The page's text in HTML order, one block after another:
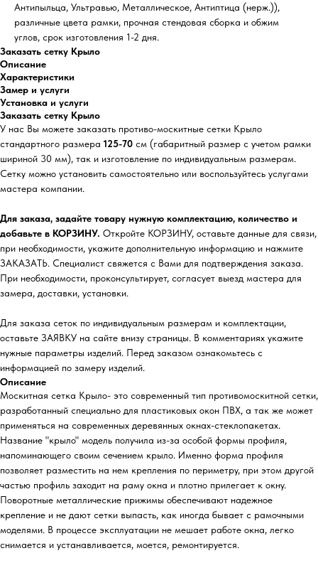
Антипыльца, Ультравью, Металлическое, Антиптица (нерж.)),
различные цвета рамки, прочная стендовая сборка и обжим
углов, срок изготовления 1-2 дня.
Заказать сетку Крыло
Описание
Характеристики
Замер и услуги
Установка и услуги
Заказать сетку Крыло
У нас Вы можете заказать противо-москитные сетки Крыло
стандартного размера 125-70 см (габаритный размер с учетом рамки
шириной 30 мм), так и изготовление по индивидуальным размерам.
Сетку можно установить самостоятельно или воспользуйтесь услугами
мастера компании.
Для заказа, задайте товару нужную комплектацию, количество и
добавьте в КОРЗИНУ. Откройте КОРЗИНУ, оставьте данные для связи,
при необходимости, укажите дополнительную информацию и нажмите
ЗАКАЗАТЬ. Специалист свяжется с Вами для подтверждения заказа.
При необходимости, проконсультирует, согласует выезд мастера для
замера, доставки, установки.
Для заказа сеток по индивидуальным размерам и комплектации,
оставьте ЗАЯВКУ на сайте внизу страницы. В комментариях укажите
нужные параметры изделий. Перед заказом ознакомьтесь с
информацией по замеру изделий.
Описание
Москитная сетка Крыло- это современный тип противомоскитной сетки,
разработанный специально для пластиковых окон ПВХ, а так же может
применяться на современных деревянных окнах-стеклопакетах.
Название "крыло" модель получила из-за особой формы профиля,
напоминающего своим сечением крыло. Именно форма профиля
позволяет разместить на нем крепления по периметру, при этом другой
частью профиль заходит на раму окна и плотно прилегает к окну.
Поворотные металлические прижимы обеспечивают надежное
крепление и не дают сетки выпасть, как иногда бывает с рамочными
моделями. В процессе эксплуатации не мешает работе окна, легко
снимается и устанавливается, моется, ремонтируется.